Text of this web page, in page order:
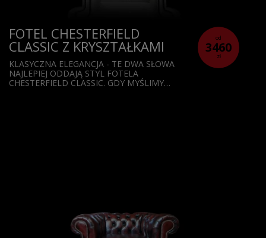
od
3460
zł
FOTEL CHESTERFIELD
CLASSIC Z KRYSZTAŁKAMI
KLASYCZNA ELEGANCJA - TE DWA SŁOWA
NAJLEPIEJ ODDAJĄ STYL FOTELA
CHESTERFIELD CLASSIC. GDY MYŚLIMY…